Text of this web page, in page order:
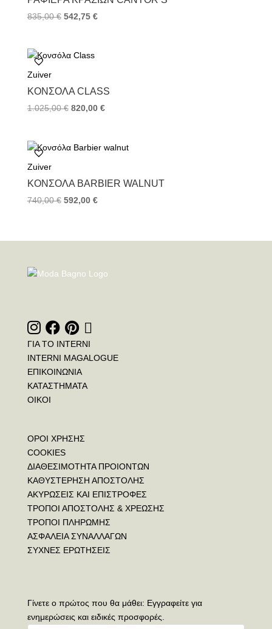
835,00€ 542,75 €
Zuiver
ΚΟΝΣΌΛΑ CLASS
1.025,00€ 820,00 €
Zuiver
ΚΟΝΣΌΛΑ BARBIER WALNUT
740,00€ 592,00 €
ΓΙΑ ΤΟ INTERNI
INTERNI MAGALOGUE
ΕΠΙΚΟΙΝΩΝΙΑ
ΚΑΤΑΣΤΗΜΑΤΑ
ΟΙΚΟΙ
ΟΡΟΙ ΧΡΗΣΗΣ
COOKIES
ΔΙΑΘΕΣΙΜΟΤΗΤΑ ΠΡΟΙΟΝΤΩΝ
ΚΑΘΥΣΤΕΡΗΣΗ ΑΠΟΣΤΟΛΗΣ
ΑΚΥΡΩΣΕΙΣ ΚΑΙ ΕΠΙΣΤΡΟΦΕΣ
ΤΡΟΠΟΙ ΑΠΟΣΤΟΛΗΣ & ΧΡΕΩΣΗΣ
ΤΡΟΠΟΙ ΠΛΗΡΩΜΗΣ
ΑΣΦΑΛΕΙΑ ΣΥΝΑΛΛΑΓΩΝ
ΣΥΧΝΕΣ ΕΡΩΤΗΣΕΙΣ
Γίνετε ο πρώτος που θα μάθει: Εγγραφείτε για
ενημερώσεις και ειδικές προσφορές.